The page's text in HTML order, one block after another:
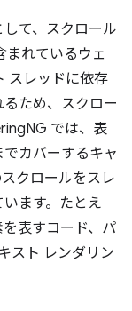
て、スクロール
まれているウェ
スレッドに依存
ため、スクロー
では、表
カバーするキャ
クロールをスレ
ます。たとえ
表すコード、パ
スト レンダリン